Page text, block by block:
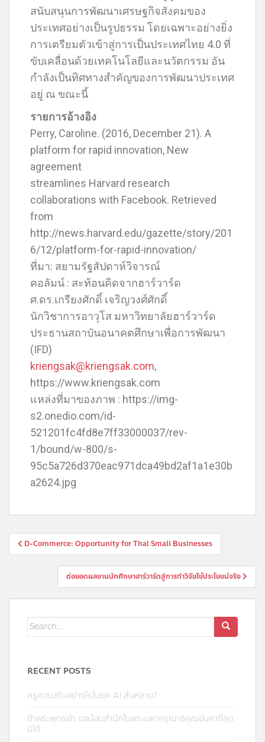
สนับสนุนการพัฒนาเศรษฐกิจสังคมของ
ประเทศอย่างเป็นรูปธรรม โดยเฉพาะอย่างยิ่ง
การเตรียมตัวเข้าสู่การเป็นประเทศไทย 4.0 ที่
ขับเคลื่อนด้วยเทคโนโลยีและนวัตกรรม อัน
กำลังเป็นทิศทางสำคัญของการพัฒนาประเทศ
อยู่ ณ ขณะนี้
รายการอ้างอิง
Perry, Caroline. (2016, December 21). A
platform for rapid innovation, New
agreement
streamlines Harvard research
collaborations with Facebook. Retrieved
from
http://news.harvard.edu/gazette/story/201
6/12/platform-for-rapid-innovation/
ที่มา: สยามรัฐสัปดาห์วิจารณ์
คอลัมน์ : สะท้อนคิดจากฮาร์วาร์ด
ศ.ดร.เกรียงศักดิ์ เจริญวงศ์ศักดิ์
นักวิชาการอาวุโส มหาวิทยาลัยฮาร์วาร์ด
ประธานสถาบันอนาคตศึกษาเพื่อการพัฒนา
(IFD)
kriengsak@kriengsak.com,
https://www.kriengsak.com
แหล่งที่มาของภาพ : https://img-
s2.onedio.com/id-
521201fc4fd8e7ff33000037/rev-
1/bound/w-800/s-
95c5a726d370eac971dca49bd2af1a1e30b
a2624.jpg
D-Commerce: Opportunity for Thai Small Businesses
ต่อยอดผลงานนักศึกษาฮาร์วาร์ดสู่การทำวิจัยใช้ประโยชน์จริง
RECENT POSTS
ครูควรปรับอย่างไรในยุค AI ล้นหลาม?
ข้าพระพุทธเจ้า ขอน้อมสำนึกในพระมหากรุณาธิคุณอันหาที่สุด
มิได้